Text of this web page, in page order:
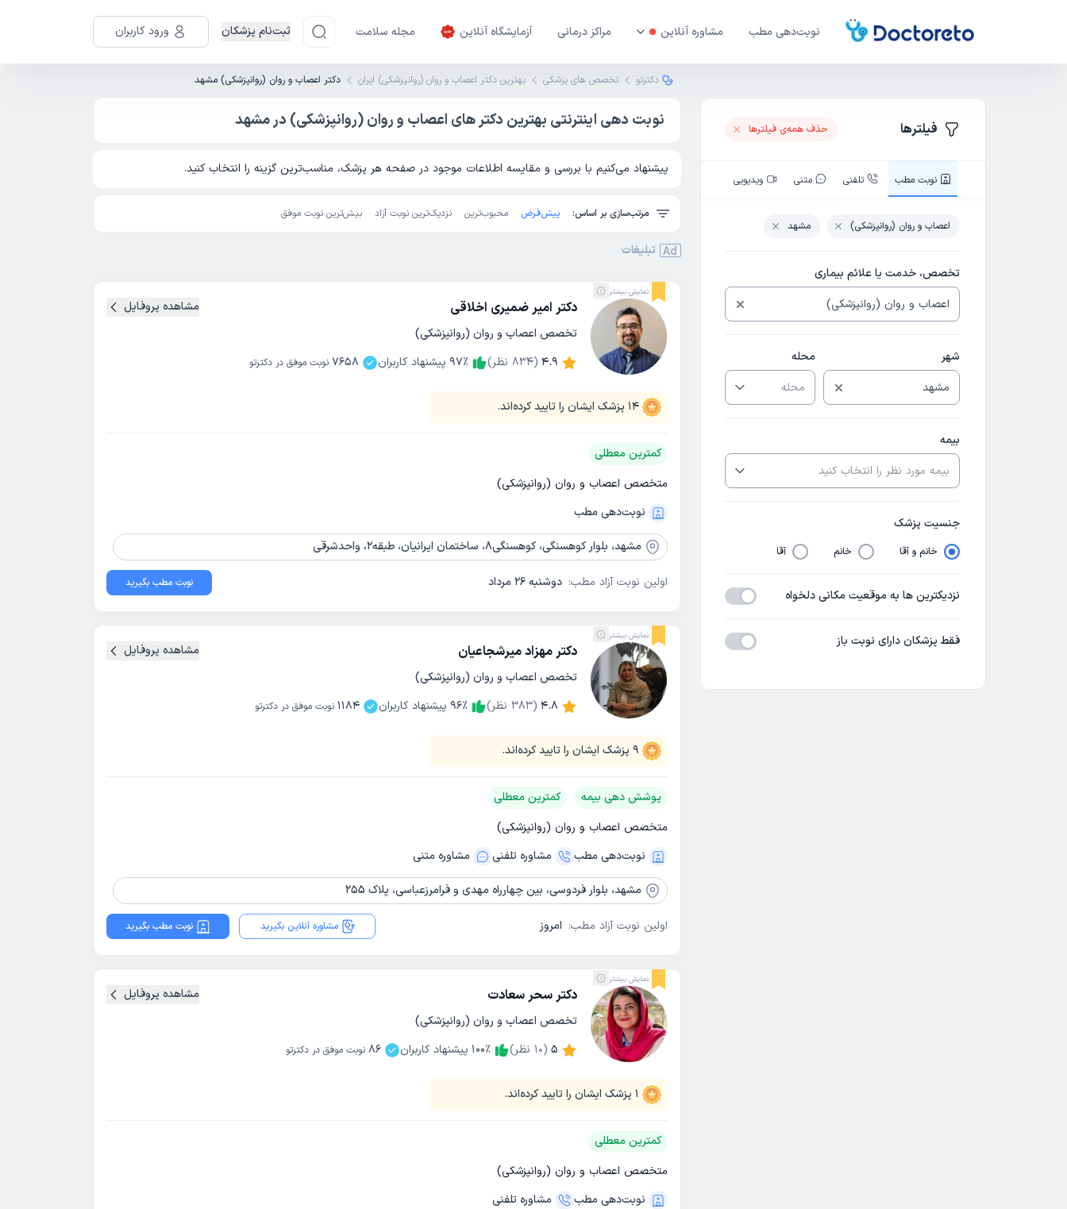
نوبت‌دهی مطب مشاوره آنلاین مراکز درمانی آزمایشگاه آنلاین مجله سلامت ثبت‌نام پزشکان ورود کاربران
دکترتو تخصص های پزشکی بهترین دکتر اعصاب و روان (روانپزشکی) ایران دکتر اعصاب و روان (روانپزشکی) مشهد
نوبت‌ دهی اینترنتی بهترین دکتر های اعصاب و روان (روانپزشکی) در مشهد
پیشنهاد می‌کنیم با بررسی و مقایسه اطلاعات موجود در صفحه هر پزشک، مناسب‌ترین گزینه را انتخاب کنید.
مرتب‌سازی بر اساس: پیش‌فرض محبوب‌ترین نزدیک‌ترین نوبت آزاد بیش‌ترین نوبت موفق
نمایش بیشتر
دکتر امیر ضمیری اخلاقی
تخصص اعصاب و روان (روانپزشکی)
4.9
(
834 نظر) 97٪ پیشنهاد کاربران 7658 نوبت موفق در دکترتو
14 پزشک ایشان را تایید کرده‌اند.
مشاهده پروفایل
کمترین معطلی
متخصص اعصاب و روان (روانپزشکی)
نوبت‌دهی مطب
مشهد، بلوار کوهسنگی، کوهسنگی8، ساختمان ایرانیان، طبقه2، واحدشرقی
اولین نوبت آزاد مطب: دوشنبه 26 مرداد نوبت مطب بگیرید
نمایش بیشتر
دکتر مهزاد میرشجاعیان
تخصص اعصاب و روان (روانپزشکی)
4.8
(
383 نظر) 96٪ پیشنهاد کاربران 1184 نوبت موفق در دکترتو
9 پزشک ایشان را تایید کرده‌اند.
مشاهده پروفایل
پوشش دهی بیمه
کمترین معطلی
متخصص اعصاب و روان (روانپزشکی)
نوبت‌دهی مطب
مشاوره‌ تلفنی مشاوره‌ متنی
مشهد، بلوار فردوسی، بین چهارراه مهدی و فرامرزعباسی، پلاک 255
اولین نوبت آزاد مطب: امروز مشاوره آنلاین بگیرید نوبت مطب بگیرید
نمایش بیشتر
دکتر سحر سعادت
تخصص اعصاب و روان (روانپزشکی)
5
(
10 نظر) 100٪ پیشنهاد کاربران 86 نوبت موفق در دکترتو
1 پزشک ایشان را تایید کرده‌اند.
مشاهده پروفایل
کمترین معطلی
متخصص اعصاب و روان (روانپزشکی)
نوبت‌دهی مطب
مشاوره‌ تلفنی
Ad تبلیغات
فیلترها حذف همه‌ی فیلتر‌ها
نوبت‌ مطب تلفنی متنی ویدیویی
اعصاب و روان (روانپزشکی) مشهد
تخصص، خدمت یا علائم بیماری
شهر محله
بیمه
جنسیت پزشک
خانم و آقا خانم آقا
نزدیکترین ها به موقعیت مکانی دلخواه
فقط پزشکان دارای نوبت باز